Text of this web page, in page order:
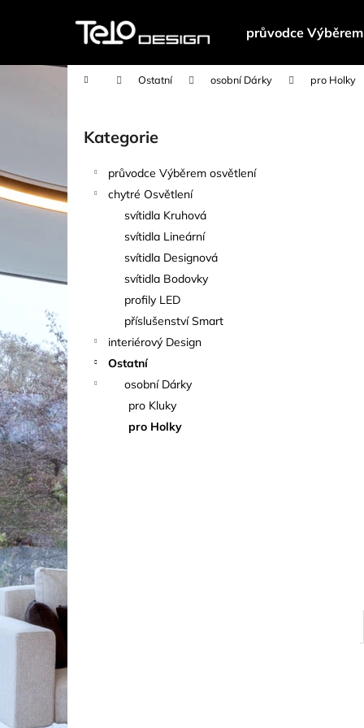
průvodce
Domů Ostatní osobní Dárky pro Holky
r
a
n
e
l
Přeskočit
kategorie
Kategorie
průvodce Výběrem osvětlení
chytré Osvětlení
svítidla Kruhová
svítidla Lineární
svítidla Designová
svítidla Bodovky
profily LED
příslušenství Smart
interiérový Design
Ostatní
osobní Dárky
pro Kluky
pro Holky
í
do
do